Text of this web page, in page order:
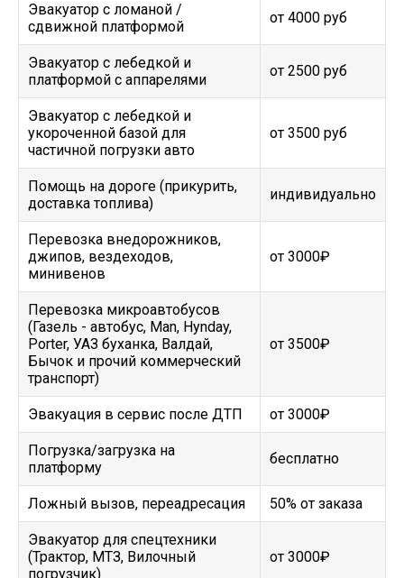
Эвакуатор c ломаной /
сдвижной платформой
от 4000 руб
Эвакуатор с лебедкой и
платформой с аппарелями
от 2500 руб
Эвакуатор с лебедкой и
укороченной базой для
частичной погрузки авто
от 3500 руб
Помощь на дороге (прикурить,
доставка топлива)
индивидуально
Перевозка внедорожников,
джипов, вездеходов,
минивенов
от 3000₽
Перевозка микроавтобусов
(Газель - автобус, Man, Hynday,
Porter, УАЗ буханка, Валдай,
Бычок и прочий коммерческий
транспорт)
от 3500₽
Эвакуация в сервис после ДТП от 3000₽
Погрузка/загрузка на
платформу
бесплатно
Ложный вызов, переадресация 50% от заказа
Эвакуатор для спецтехники
(Трактор, МТЗ, Вилочный
погрузчик)
от 3000₽